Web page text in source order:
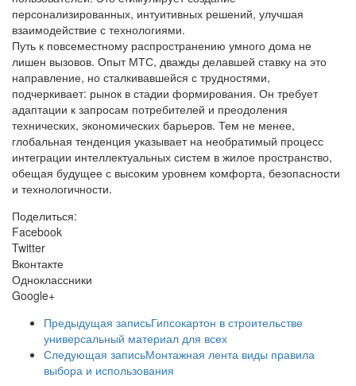
персонализированных, интуитивных решений, улучшая
взаимодействие с технологиями.
Путь к повсеместному распространению умного дома не
лишен вызовов. Опыт МТС, дважды делавшей ставку на это
направление, но сталкивавшейся с трудностями,
подчеркивает: рынок в стадии формирования. Он требует
адаптации к запросам потребителей и преодоления
технических, экономических барьеров. Тем не менее,
глобальная тенденция указывает на необратимый процесс
интеграции интеллектуальных систем в жилое пространство,
обещая будущее с высоким уровнем комфорта, безопасности
и технологичности.
Поделиться:
Facebook
Twitter
Вконтакте
Одноклассники
Google+
Предыдущая записьГипсокартон в строительстве
универсальный материал для всех
Следующая записьМонтажная лента виды правила
выбора и использования